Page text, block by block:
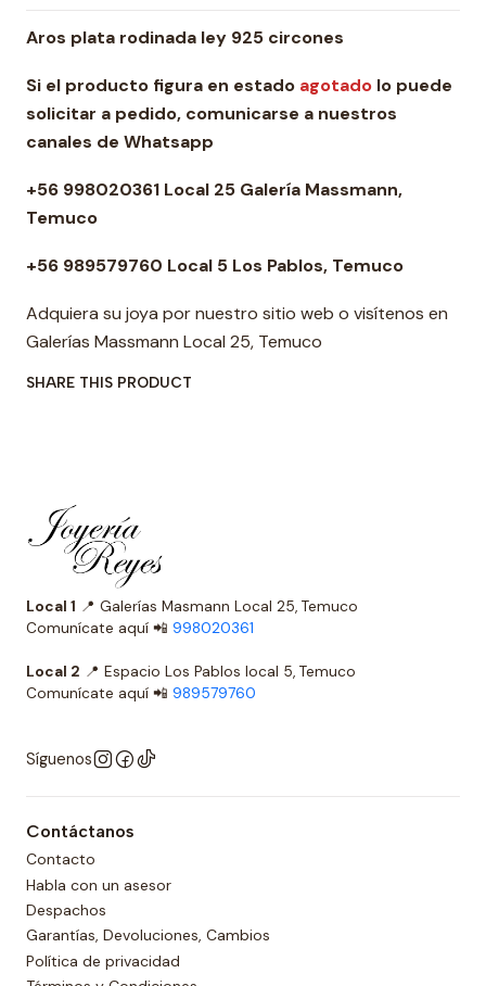
Aros plata rodinada ley 925 circones
Si el producto figura en estado agotado lo puede
solicitar a pedido, comunicarse a nuestros
canales de Whatsapp
+56 998020361 Local 25 Galería Massmann,
Temuco
+56 989579760 Local 5 Los Pablos, Temuco
Adquiera su joya por nuestro sitio web o visítenos en
Galerías Massmann Local 25, Temuco
SHARE THIS PRODUCT
Local 1 📍 Galerías Masmann Local 25, Temuco
Comunícate aquí 📲 998020361
Local 2 📍 Espacio Los Pablos local 5, Temuco
Comunícate aquí 📲 989579760
Síguenos
Contáctanos
Contacto
Habla con un asesor
Despachos
Garantías, Devoluciones, Cambios
Política de privacidad